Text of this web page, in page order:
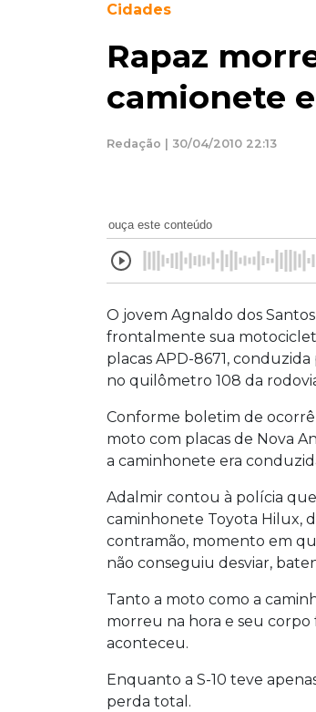
Cidades
Rapaz
camionete
Redação | 30/04/2010 22:13
ouça este conteúdo
O jovem Agnaldo dos
frontalmente sua
placas APD-8671,
no quilômetro 108 da
Conforme boletim de
moto com placas de Nova
a caminhonete era
Adalmir contou à polícia
caminhonete Toyota Hilux,
contramão, momento em
não conseguiu desviar,
Tanto a moto como a
morreu na hora e seu corpo
aconteceu.
Enquanto a S-10 teve
perda total.